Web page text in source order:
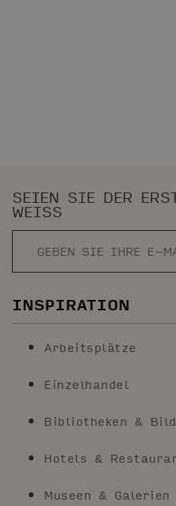
SEIEN SIE DER
WEISS
INSPIRATION
Arbeitsplätze
Einzelhandel
Bibliotheken &
Hotels &
Museen & Galerien